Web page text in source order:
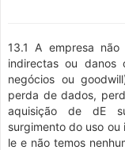
13.1 A empresa
indirectas ou danos
negócios ou
perda de dados,
aquisição de dE
surgimento do uso
le e não temos